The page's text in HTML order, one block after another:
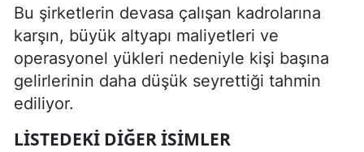
Bu şirketlerin devasa çalışan kadrolarına
karşın, büyük altyapı maliyetleri ve
operasyonel yükleri nedeniyle kişi başına
gelirlerinin daha düşük seyrettiği tahmin
ediliyor.
LİSTEDEKİ DİĞER İSİMLER